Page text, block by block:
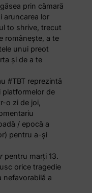
prin cămară
aruncarea lor
to shrive, trecut
românește, a te
unui preot
și de a te
#TBT reprezintă
platformelor de
o zi de joi,
/ epocă a
pentru a-și
pentru marți 13.
orice tragedie
nefavorabilă a